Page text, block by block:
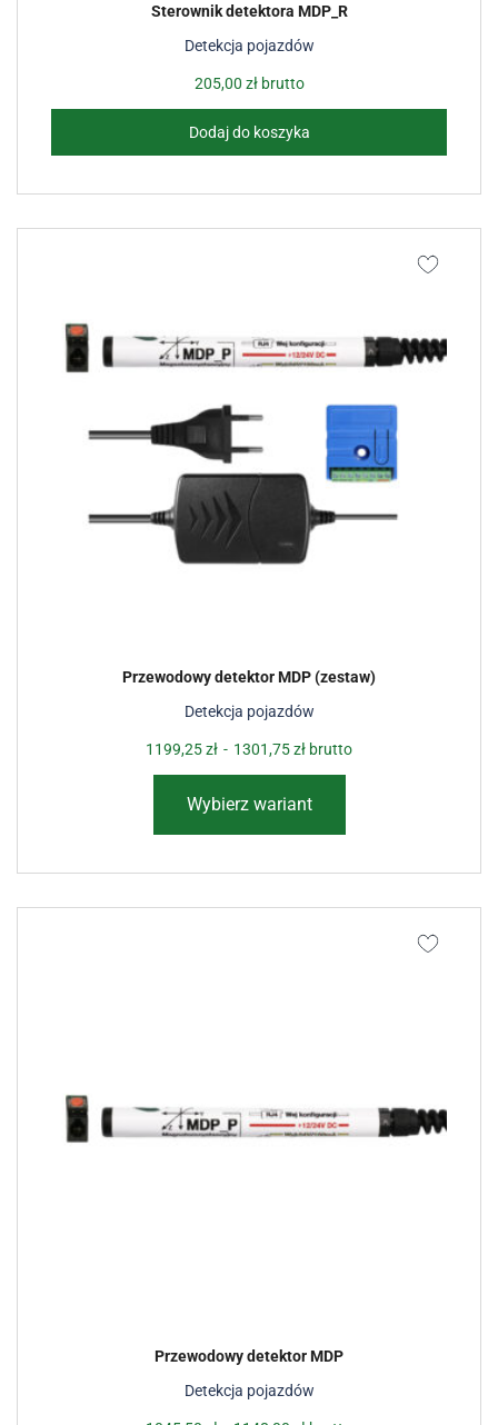
Detekcja pojazdów
Sterownik detektora MDP_R
205,00 złbrutto
Dodaj do koszyka
Detekcja pojazdów
Przewodowy detektor MDP (zestaw)
1199,25zł - 1301,75zł brutto
Wybierz wariant
Detekcja pojazdów
Przewodowy detektor MDP